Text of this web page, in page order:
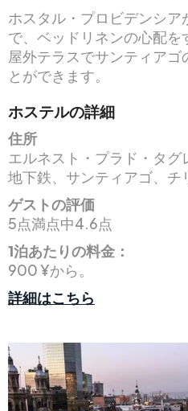
ホスタル・プロビデンシ
で、ベッドリネンの心配を
屋外テラスでサンティアゴ
とができます。
ホステルの詳細
住所
エルネスト・プラド・タグ
地下鉄、サンティアゴ、チ
ゲストの評価
5点満点中4.6点
1泊あたりの料金：
900 ¥から。
詳細はこちら